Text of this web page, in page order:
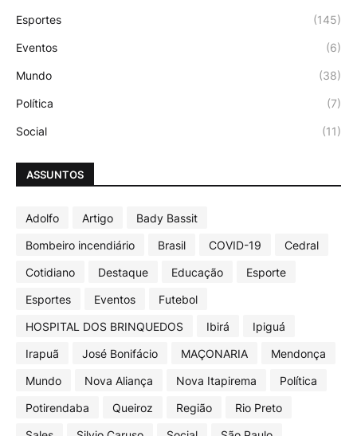
Esportes (145)
Eventos (6)
Mundo (38)
Política (7)
Social (11)
ASSUNTOS
Adolfo Artigo
Bady Bassit
Bombeiro incendiário
Brasil COVID-19
Cedral
Cotidiano
Destaque Educação
Esporte
Esportes
Eventos
Futebol
HOSPITAL DOS BRINQUEDOS
Ibirá
Ipiguá
Irapuã
José Bonifácio MAÇONARIA
Mendonça
Mundo
Nova Aliança Nova Itapirema
Política
Potirendaba
Queiroz Região
Rio Preto